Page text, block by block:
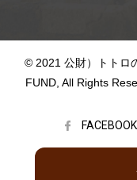
© 2021 公財）トト
FUND, All Rights
FACEBOOK